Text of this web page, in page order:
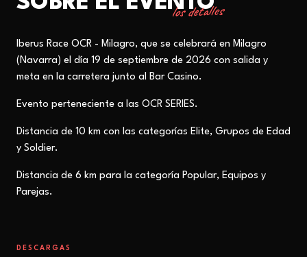
los detalles
Iberus Race OCR - Milagro, que se celebrará en Milagro
(Navarra) el día 19 de septiembre de 2026 con salida y
meta en la carretera junto al Bar Casino.
Evento perteneciente a las OCR SERIES.
Distancia de 10 km con las categorías Elite, Grupos de Edad
y Soldier.
Distancia de 6 km para la categoría Popular, Equipos y
Parejas.
DESCARGAS